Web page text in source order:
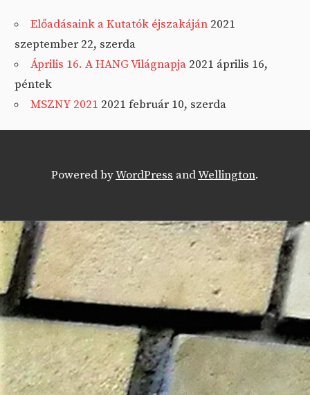
Előadásaink a Kutatók éjszakáján 2021
szeptember 22, szerda
Április 16. A HANG Világnapja 2021 április 16,
péntek
MSZNY 2021 2021 február 10, szerda
Powered byWordPress andWellington.